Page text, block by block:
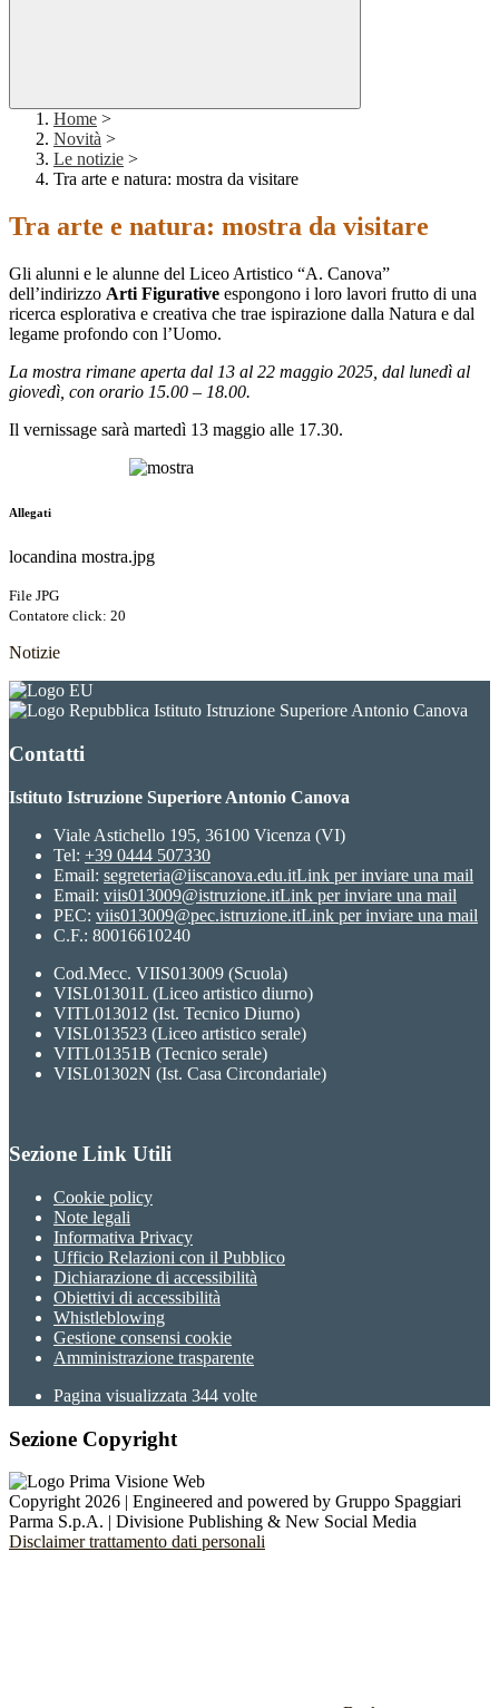
Home >
Novità >
Le notizie >
Tra arte e natura: mostra da visitare
Tra arte e natura: mostra da visitare
Gli alunni e le alunne del Liceo Artistico “A. Canova”
dell’indirizzo Arti Figurative espongono i loro lavori frutto di una
ricerca esplorativa e creativa che trae ispirazione dalla Natura e dal
legame profondo con l’Uomo.
La mostra rimane aperta dal 13 al 22 maggio 2025, dal lunedì al
giovedì, con orario 15.00 – 18.00.
Il vernissage sarà martedì 13 maggio alle 17.30.
Allegati
locandina mostra.jpg
File JPG
Contatore click: 20
Notizie
Istituto Istruzione Superiore Antonio Canova
Contatti
Istituto Istruzione Superiore Antonio Canova
Viale Astichello 195, 36100 Vicenza (VI)
Tel: +39 0444 507330
Email: segreteria@iiscanova.edu.itLink per inviare una mail
Email: viis013009@istruzione.itLink per inviare una mail
PEC: viis013009@pec.istruzione.itLink per inviare una mail
C.F.: 80016610240
Cod.Mecc. VIIS013009 (Scuola)
VISL01301L (Liceo artistico diurno)
VITL013012 (Ist. Tecnico Diurno)
VISL013523 (Liceo artistico serale)
VITL01351B (Tecnico serale)
VISL01302N (Ist. Casa Circondariale)
Sezione Link Utili
Cookie policy
Note legali
Informativa Privacy
Ufficio Relazioni con il Pubblico
Dichiarazione di accessibilità
Obiettivi di accessibilità
Whistleblowing
Gestione consensi cookie
Amministrazione trasparente
Pagina visualizzata 344 volte
Sezione Copyright
Copyright 2026 | Engineered and powered by Gruppo Spaggiari
Parma S.p.A. | Divisione Publishing & New Social Media
Disclaimer trattamento dati personali